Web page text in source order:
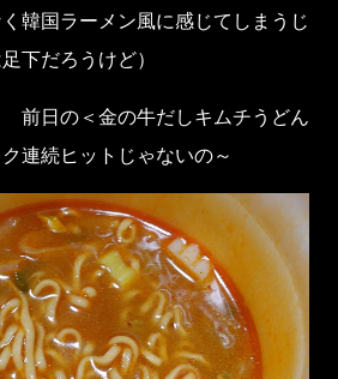
韓国ラーメン風に感じてしまうじ
下だろうけど）
前日の＜金の牛だしキムチうどん
連続ヒットじゃないの～